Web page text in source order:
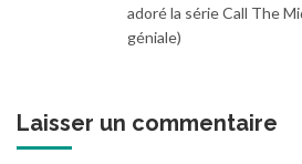
adoré la série Call The
géniale)
Laisser un commentaire